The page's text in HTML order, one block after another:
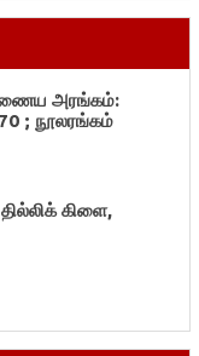
அரங்கம்:
; நூலரங்கம்
தில்லிக் கிளை,